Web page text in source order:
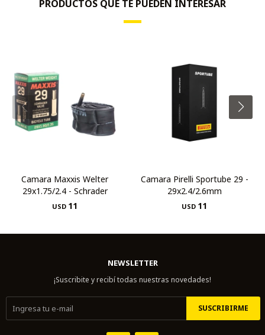
PRODUCTOS QUE TE PUEDEN INTERESAR
Camara Maxxis Welter
29x1.75/2.4 - Schrader
USD 11
Camara Pirelli Sportube 29 -
29x2.4/2.6mm
USD 11
NEWSLETTER
¡Suscribite y recibí todas nuestras novedades!
SUSCRIBIRME